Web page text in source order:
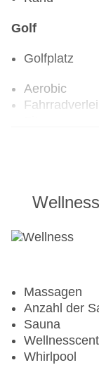
Golf
Golfplatz
Aerobic
Wellness
Massagen
Anzahl der
Sauna
Whirlpool